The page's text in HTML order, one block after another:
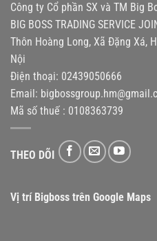
Công ty Cổ phần SX và TM Big
BIG BOSS TRADING SERVICE
Thôn Hoàng Long, Xã Đặng Xá,
Nội
Điện thoại: 02439050666
Email:
Mã số thuế : 0108363739
THEO DÕI
Vị trí Bigboss trên Google Maps